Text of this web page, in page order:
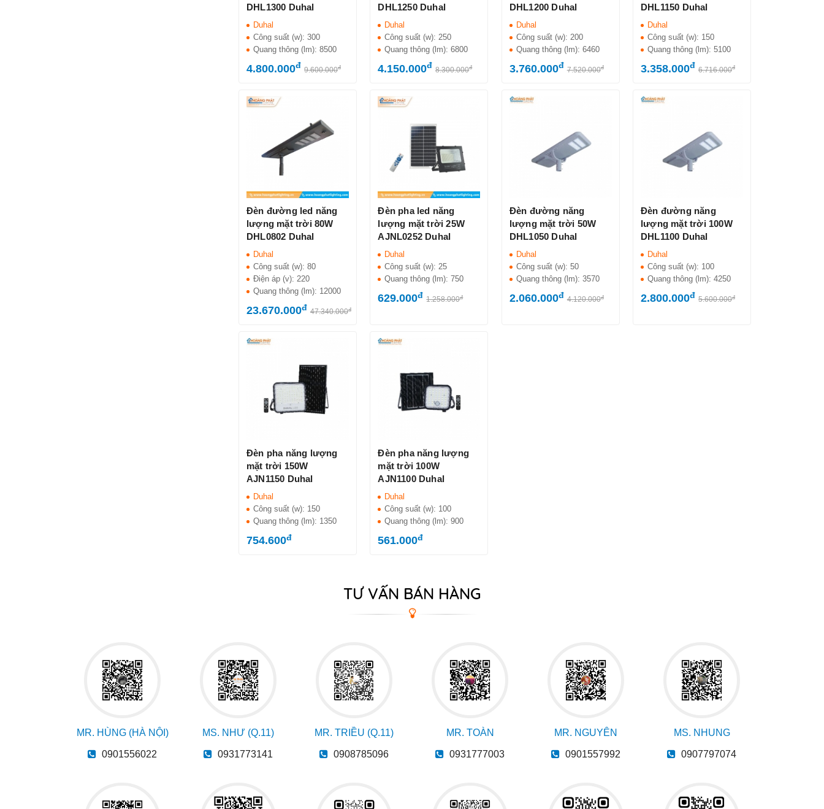
DHL1300 Duhal
Duhal
Công suất (w):300
Quang thông (lm):8500
4.800.000đ 9.600.000đ
DHL1250 Duhal
Duhal
Công suất (w): 250
Quang thông (lm):6800
4.150.000đ 8.300.000đ
DHL1200 Duhal
Duhal
Công suất (w): 200
Quang thông (lm): 6460
3.760.000đ 7.520.000đ
DHL1150 Duhal
Duhal
Công suất (w): 150
Quang thông (lm):5100
3.358.000đ 6.716.000đ
Đèn đường led năng
lượng mặt trời 80W
DHL0802 Duhal
Duhal
Công suất (w):80
Điện áp (v):220
Quang thông (lm): 12000
23.670.000đ 47.340.000đ
Đèn pha led năng
lượng mặt trời 25W
AJNL0252 Duhal
Duhal
Công suất (w):25
Quang thông (lm):750
629.000đ 1.258.000đ
Đèn đường năng
lượng mặt trời 50W
DHL1050 Duhal
Duhal
Công suất (w): 50
Quang thông (lm): 3570
2.060.000đ 4.120.000đ
Đèn đường năng
lượng mặt trời 100W
DHL1100 Duhal
Duhal
Công suất (w): 100
Quang thông (lm):4250
2.800.000đ 5.600.000đ
Đèn pha năng lượng
mặt trời 150W
AJN1150 Duhal
Duhal
Công suất (w): 150
Quang thông (lm): 1350
754.600đ
Đèn pha năng lượng
mặt trời 100W
AJN1100 Duhal
Duhal
Công suất (w): 100
Quang thông (lm):900
561.000đ
TƯ VẤN BÁN HÀNG
MR. HÙNG (HÀ NỘI)
0901556022
MS. NHƯ (Q.11)
0931773141
MR. TRIỀU (Q.11)
0908785096
MR. TOÀN
0931777003
MR. NGUYÊN
0901557992
MS. NHUNG
0907797074